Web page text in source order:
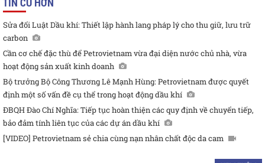
Sửa đổi Luật Dầu khí: Thiết lập hành lang pháp lý cho thu giữ, lưu trữ
carbon
Cần cơ chế đặc thù để Petrovietnam vừa đại diện nước chủ nhà, vừa
hoạt động sản xuất kinh doanh
Bộ trưởng Bộ Công Thương Lê Mạnh Hùng: Petrovietnam được quyết
định một số vấn đề cụ thể trong hoạt động dầu khí
ĐBQH Đào Chí Nghĩa: Tiếp tục hoàn thiện các quy định về chuyển tiếp,
bảo đảm tính liên tục của các dự án dầu khí
[VIDEO] Petrovietnam sẻ chia cùng nạn nhân chất độc da cam